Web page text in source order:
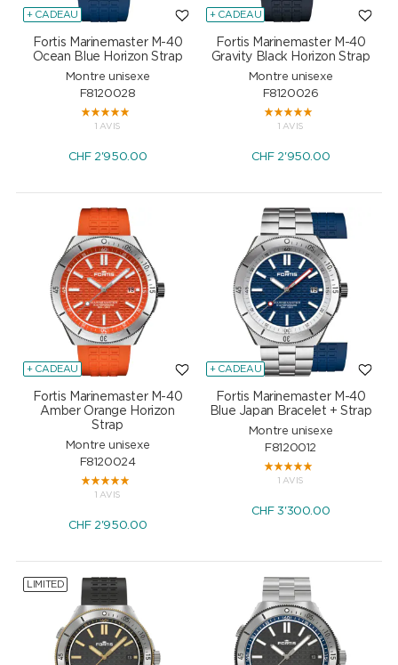
+ CADEAU
Fortis Marinemaster M-40
Ocean Blue Horizon Strap
Montre unisexe
F8120028
1 AVIS
CHF2'950.00
+ CADEAU
Fortis Marinemaster M-40
Gravity Black Horizon Strap
Montre unisexe
F8120026
1 AVIS
CHF2'950.00
+ CADEAU
Fortis Marinemaster M-40
Amber Orange Horizon
Strap
Montre unisexe
F8120024
1 AVIS
CHF2'950.00
+ CADEAU
Fortis Marinemaster M-40
Blue Japan Bracelet + Strap
Montre unisexe
F8120012
1 AVIS
CHF3'300.00
LIMITED